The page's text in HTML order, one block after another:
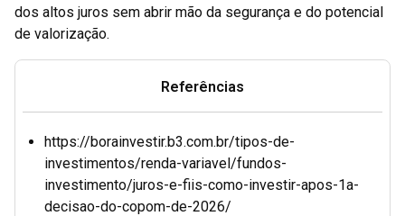
dos altos juros sem abrir mão da segurança e do potencial
de valorização.
Referências
https://borainvestir.b3.com.br/tipos-de-
investimentos/renda-variavel/fundos-
investimento/juros-e-fiis-como-investir-apos-1a-
decisao-do-copom-de-2026/